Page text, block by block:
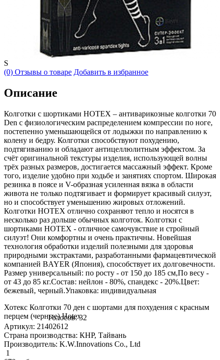
S
(0) Отзывы о товаре Добавить в избранное
Описание
Колготки с шортиками HOTEX – антиварикозные колготки 70
Den с физиологическим распределением компрессии по ноге,
постепенно уменьшающейся от лодыжки по направлению к
колену и бедру. Колготки способствуют похудению,
подтягиванию и обладают антицеллюлитным эффектом. За
счёт оригинальной текстуры изделия, использующей волны
трёх разных размеров, достигается массажный эффект. Кроме
того, изделие удобно при ходьбе и занятиях спортом. Широкая
резинка в поясе и V-образная усиленная вязка в области
живота не только подтягивает и формирует красивый силуэт,
но и способствует уменьшению жировых отложений.
Колготки HOTEX отлично сохраняют тепло и носятся в
несколько раз дольше обычных колготок. Колготки с
шортиками HOTEX - отличное самочувствие и стройный
силуэт! Они комфортны и очень практичны. Новейшая
технология обработки изделий полезными для здоровья
природными экстрактами, разработанными фармацевтической
компанией BAYER (Япония), способствует их долговечности.
Размер универсальный: по росту - от 150 до 185 см,По весу -
от 43 до 85 кг.Состав: нейлон - 80%, спандекс - 20%.Цвет:
бежевый, черный.Упаковка: индивидуальная
Хотекс Колготки 70 ден с шортами для похудения с красным
перцем (черные) Hotex
Голосов: 32
Артикул: 21402612
Страна производства: КНР, Тайвань
Производитель: K.W.Innovations Co., Ltd
1